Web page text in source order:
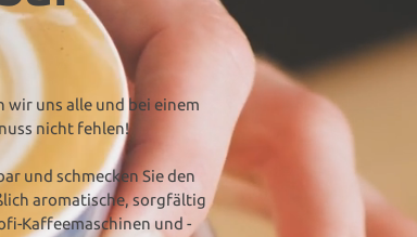
uns alle und bei einem
nicht fehlen!
und schmecken Sie den
aromatische, sorgfältig
Kaffeemaschinen und -